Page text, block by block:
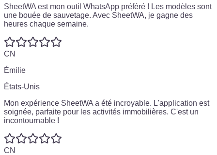
SheetWA est mon outil WhatsApp préféré ! Les modèles sont
une bouée de sauvetage. Avec SheetWA, je gagne des
heures chaque semaine.
CN
Émilie
États-Unis
Mon expérience SheetWA a été incroyable. L'application est
soignée, parfaite pour les activités immobilières. C'est un
incontournable !
CN